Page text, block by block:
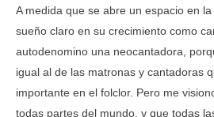
A medida que se abre un espacio en
sueño claro en su crecimiento como
autodenomino una neocantadora,
igual al de las matronas y cantadoras
importante en el folclor. Pero me
todas partes del mundo, y que todas